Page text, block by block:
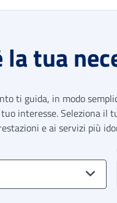
la tua
ti guida, in modo
interesse. Seleziona il
e ai servizi più